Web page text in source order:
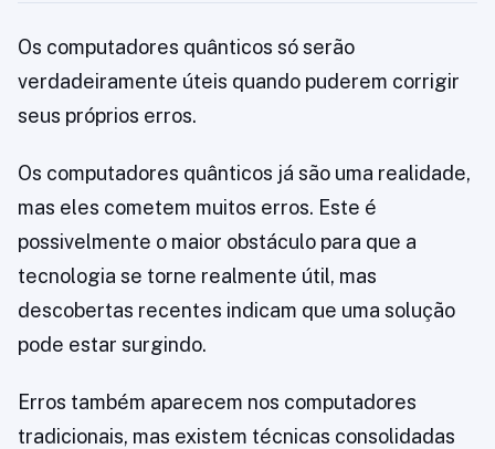
Os computadores quânticos só serão
verdadeiramente úteis quando puderem corrigir
seus próprios erros.
Os computadores quânticos já são uma realidade,
mas eles cometem muitos erros. Este é
possivelmente o maior obstáculo para que a
tecnologia se torne realmente útil, mas
descobertas recentes indicam que uma solução
pode estar surgindo.
Erros também aparecem nos computadores
tradicionais, mas existem técnicas consolidadas